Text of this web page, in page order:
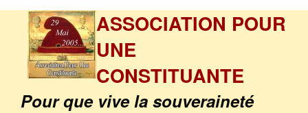
ASSOCIATION POUR
UNE
CONSTITUANTE
Pour que vive la souveraineté